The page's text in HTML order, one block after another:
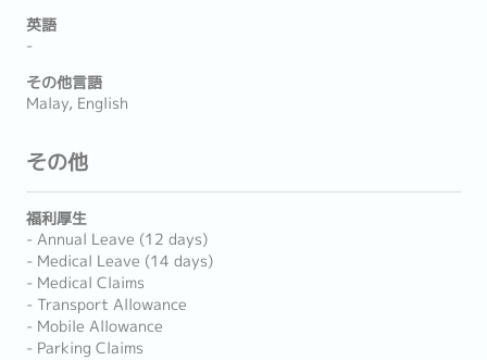
英語
-
その他言語
Malay, English
その他
福利厚生
- Annual Leave (12 days)
- Medical Leave (14 days)
- Medical Claims
- Transport Allowance
- Mobile Allowance
- Parking Claims